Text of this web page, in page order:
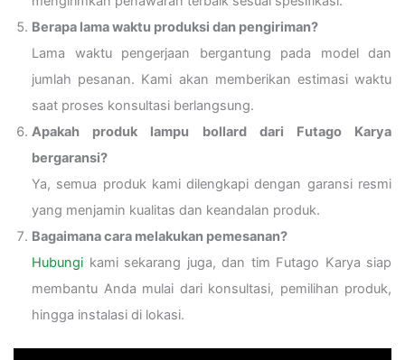
Berapa lama waktu produksi dan pengiriman?
Lama waktu pengerjaan bergantung pada model dan
jumlah pesanan. Kami akan memberikan estimasi waktu
saat proses konsultasi berlangsung.
Apakah produk lampu bollard dari Futago Karya
bergaransi?
Ya, semua produk kami dilengkapi dengan garansi resmi
yang menjamin kualitas dan keandalan produk.
Bagaimana cara melakukan pemesanan?
Hubungi kami sekarang juga, dan tim Futago Karya siap
membantu Anda mulai dari konsultasi, pemilihan produk,
hingga instalasi di lokasi.